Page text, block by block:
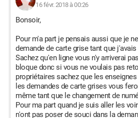
16 févr. 2018 à 00:26
Bonsoir,
Pour m'a part je pensais aussi que je
demande de carte grise tant que
Sachez qu'en ligne vous n'y arriverai
bloque donc si vous ne voulais pas
propriétaires sachez que les
les demandes de carte grises vous
même tant que le changement de
Pour ma part quand je suis aller les
n'ont pas poser de souci dans la